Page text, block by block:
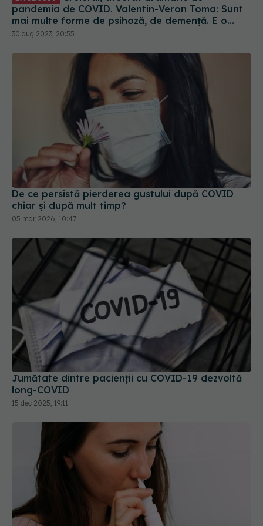
într-un ritm mai lent
De ce persistă pierderea gustului după COVID
chiar și după mult timp?
05 mar 2026, 10:47
Jumătate dintre pacienții cu COVID-19 dezvoltă
long-COVID
15 dec 2025, 19:11
Spray-ul nazal pentru alergii care poate preveni